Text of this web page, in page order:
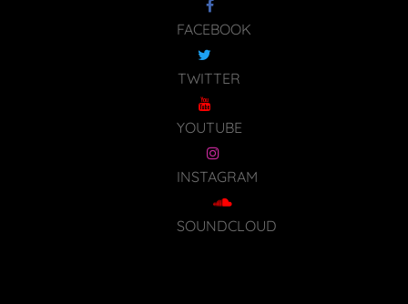
FACEBOOK
TWITTER
YOUTUBE
INSTAGRAM
SOUNDCLOUD